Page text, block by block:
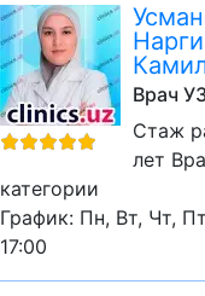
Врач
Стаж
лет
категории
График: Пн, Вт, Чт,
17:00